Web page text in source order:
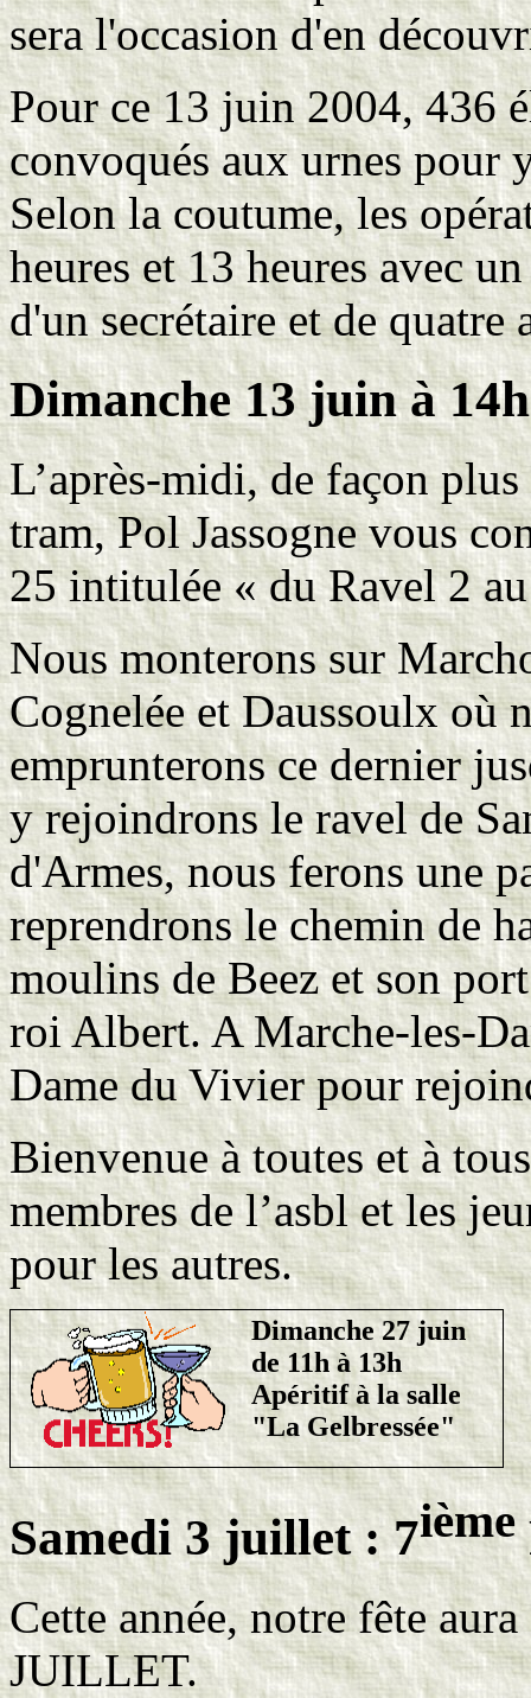
sera l'occasion d'en
Pour ce 13 juin 2004, 436
convoqués aux urnes pour
Selon la coutume, les
heures et 13 heures avec
d'un secrétaire et de quatre
Dimanche13 juin à
L’après-midi, de façon
tram, Pol Jassogne vous
25 intitulée « du Ravel 2
Nous monterons sur
Cognelée et Daussoulx où
emprunterons ce dernier
y rejoindrons le ravel de
d'Armes, nous ferons une
reprendrons le chemin de
moulins de Beez et son
roi Albert. A Marche-les-
Dame du Vivier pour
Bienvenue à toutes et à
membres de l’asbl et les
pour les autres.
Dimanche 27 juin
de 11h à 13h
Apéritif à la salle
"La Gelbressée"
Samedi 3 juillet : 7ième
Cette année, notre fête
JUILLET.